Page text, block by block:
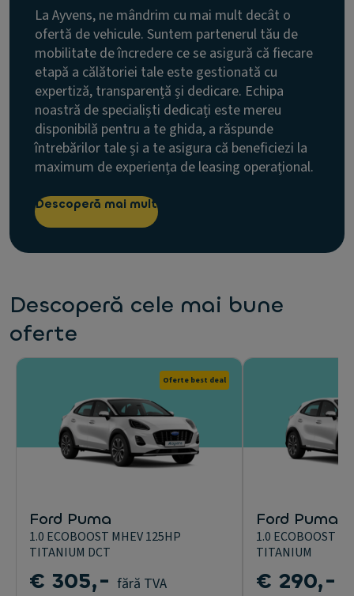
La Ayvens, ne mândrim cu mai mult decât o
ofertă de vehicule. Suntem partenerul tău de
mobilitate de încredere ce se asigură că fiecare
etapă a călătoriei tale este gestionată cu
expertiză, transparență și dedicare. Echipa
noastră de specialiști dedicați este mereu
disponibilă pentru a te ghida, a răspunde
întrebărilor tale și a te asigura că beneficiezi la
maximum de experiența de leasing operațional.
Descoperă mai mult
Descoperă cele mai bune
oferte
Oferte best deal
Ford Puma
1.0 ECOBOOST MHEV 125HP
TITANIUM DCT
€ 305,- fără TVA
Ford Puma
1.0 ECOBOOST
TITANIUM
€ 290,-